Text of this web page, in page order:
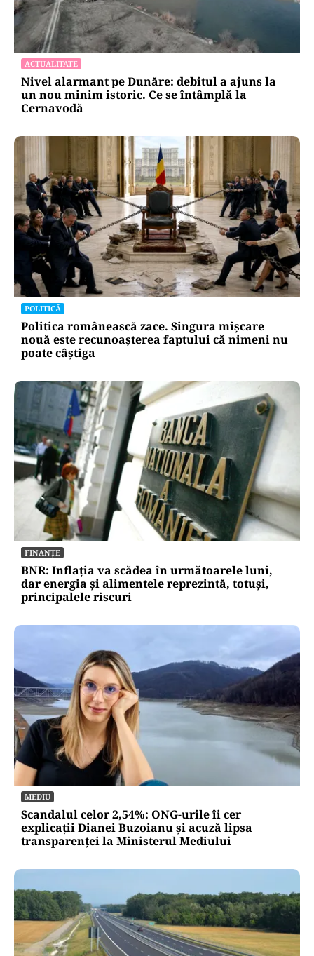
ACTUALITATE
Nivel alarmant pe Dunăre: debitul a ajuns la
un nou minim istoric. Ce se întâmplă la
Cernavodă
POLITICĂ
Politica românească zace. Singura mișcare
nouă este recunoașterea faptului că nimeni nu
poate câștiga
FINANȚE
BNR: Inflația va scădea în următoarele luni,
dar energia și alimentele reprezintă, totuși,
principalele riscuri
MEDIU
Scandalul celor 2,54%: ONG-urile îi cer
explicații Dianei Buzoianu și acuză lipsa
transparenței la Ministerul Mediului